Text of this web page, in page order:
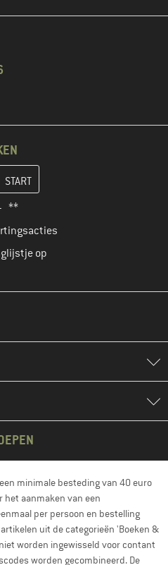
in de volgende stap je
**
op
minimale besteding van 40 euro
aanmaken van een
per persoon en bestelling
uit de categorieën 'Boeken &
worden ingewisseld voor contant
worden gecombineerd. De